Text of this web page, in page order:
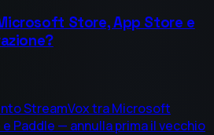
Store, App Store e
StreamVox tra Microsoft
Paddle — annulla prima il vecchio